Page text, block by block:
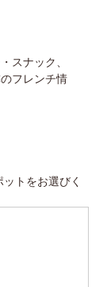
スナック、
フレンチ情
トをお選びく